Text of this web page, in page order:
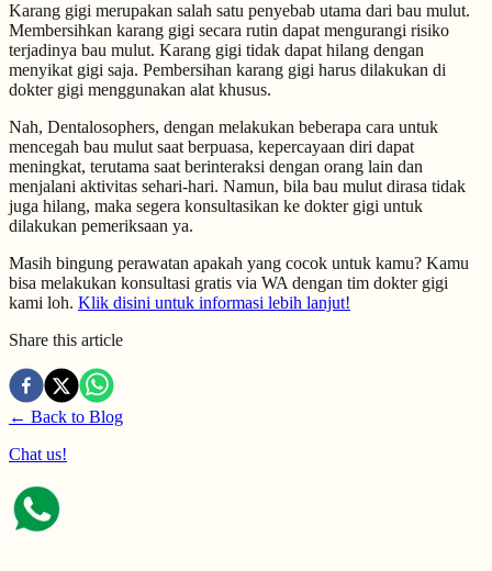
Karang gigi merupakan salah satu penyebab utama dari bau mulut.
Membersihkan karang gigi secara rutin dapat mengurangi risiko
terjadinya bau mulut. Karang gigi tidak dapat hilang dengan
menyikat gigi saja. Pembersihan karang gigi harus dilakukan di
dokter gigi menggunakan alat khusus.
Nah, Dentalosophers, dengan melakukan beberapa cara untuk
mencegah bau mulut saat berpuasa, kepercayaan diri dapat
meningkat, terutama saat berinteraksi dengan orang lain dan
menjalani aktivitas sehari-hari. Namun, bila bau mulut dirasa tidak
juga hilang, maka segera konsultasikan ke dokter gigi untuk
dilakukan pemeriksaan ya.
Masih bingung perawatan apakah yang cocok untuk kamu? Kamu
bisa melakukan konsultasi gratis via WA dengan tim dokter gigi
kami loh. Klik disini untuk informasi lebih lanjut!
Share this article
← Back to Blog
Chat us!